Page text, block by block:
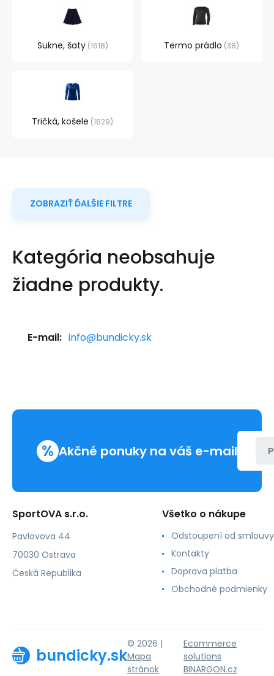
Sukne, šaty 1618 Termo prádlo 38
Tričká, košele 1629
ZOBRAZIŤ ĎALŠIE FILTRE
Kategória neobsahuje
žiadne produkty.
E-mail: info@bundicky.sk
% Akčné ponuky na váš e-mail
SportOVA s.r.o.
Pavlovova 44
70030 Ostrava
Česká Republika
Všetko o nákupe
Odstoupení od smlouvy
Kontakty
Doprava platba
Obchodné podmienky
bundicky.sk
© 2026 |
Mapa
stránok
Ecommerce
solutions
BINARGON.cz